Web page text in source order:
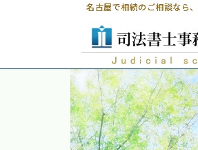
名古屋で相続のご相談なら、